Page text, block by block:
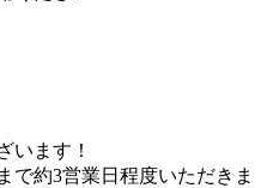
います！
で約3営業日程度いただきま